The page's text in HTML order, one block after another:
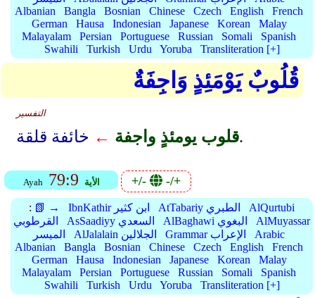
Albanian
Bangla Bosnian Chinese Czech English
French
German
Hausa Indonesian Japanese Korean
Malay
Malayalam
Persian Portuguese Russian Somali
Spanish
Swahili
Turkish Urdu Yoruba Transliteration [+]
قُلُوبٌ يَوْمَئِذٍ وَاجِفَةٌ
التفسير
قلوب يومئذٍ واجفة ← خائفة قلقة.
Ayah 79:9 الأية +/- -/+
: 📗 → IbnKathir ابن كثير AtTabariy الطبري
AlQurtubi
القرطوبي
AsSaadiyy السعدي AlBaghawi البغوي
AlMuyassar
الميسر
AlJalalain الجلالين Grammar الإعراب
Arabic
Albanian
Bangla Bosnian Chinese Czech English
French
German
Hausa Indonesian Japanese Korean
Malay
Malayalam
Persian Portuguese Russian Somali
Spanish
Swahili
Turkish Urdu Yoruba Transliteration [+]